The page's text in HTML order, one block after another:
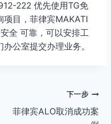
222 优先使用TG免
项目，菲律宾MAKATI
全 可靠，可以安排工
公室提交办理业务。
下一步
菲律宾ALO取消成功案